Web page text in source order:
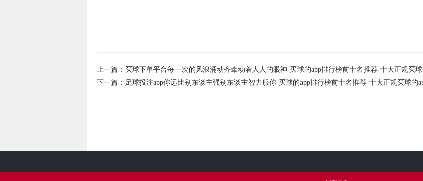
上一篇： 买球下单平台每一次的风浪涌动齐牵动着人人的眼神-买球的app排行榜前十名推荐-十大正规买
下一篇： 足球投注app你远比别东谈主强别东谈主智力服你-买球的app排行榜前十名推荐-十大正规买球的